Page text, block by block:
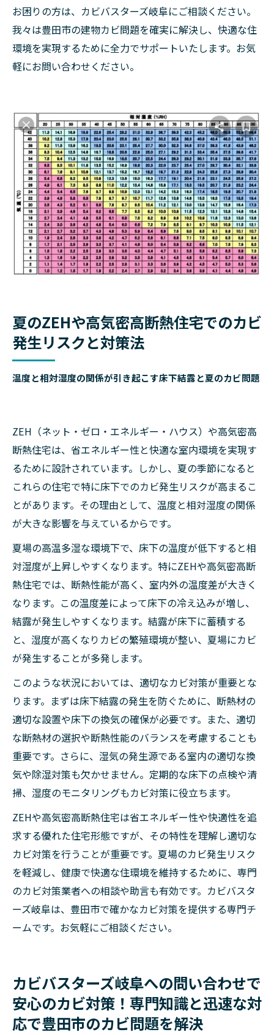
お困りの方は、カビバスターズ岐阜にご相談ください。
我々は豊田市の建物カビ問題を確実に解決し、快適な住
環境を実現するために全力でサポートいたします。お気
軽にお問い合わせください。
夏のZEHや高気密高断熱住宅でのカビ
発生リスクと対策法
温度と相対湿度の関係が引き起こす床下結露と夏のカビ問題
ZEH（ネット・ゼロ・エネルギー・ハウス）や高気密高
断熱住宅は、省エネルギー性と快適な室内環境を実現す
るために設計されています。しかし、夏の季節になると
これらの住宅で特に床下でのカビ発生リスクが高まるこ
とがあります。その理由として、温度と相対湿度の関係
が大きな影響を与えているからです。
夏場の高温多湿な環境下で、床下の温度が低下すると相
対湿度が上昇しやすくなります。特にZEHや高気密高断
熱住宅では、断熱性能が高く、室内外の温度差が大きく
なります。この温度差によって床下の冷え込みが増し、
結露が発生しやすくなります。結露が床下に蓄積する
と、湿度が高くなりカビの繁殖環境が整い、夏場にカビ
が発生することが多発します。
このような状況においては、適切なカビ対策が重要とな
ります。まずは床下結露の発生を防ぐために、断熱材の
適切な設置や床下の換気の確保が必要です。また、適切
な断熱材の選択や断熱性能のバランスを考慮することも
重要です。さらに、湿気の発生源である室内の適切な換
気や除湿対策も欠かせません。定期的な床下の点検や清
掃、湿度のモニタリングもカビ対策に役立ちます。
ZEHや高気密高断熱住宅は省エネルギー性や快適性を追
求する優れた住宅形態ですが、その特性を理解し適切な
カビ対策を行うことが重要です。夏場のカビ発生リスク
を軽減し、健康で快適な住環境を維持するために、専門
のカビ対策業者への相談や助言も有効です。カビバスタ
ーズ岐阜は、豊田市で確かなカビ対策を提供する専門チ
ームです。お気軽にご相談ください。
カビバスターズ岐阜への問い合わせで
安心のカビ対策！専門知識と迅速な対
応で豊田市のカビ問題を解決